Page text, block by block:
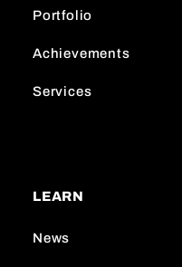
Portfolio
Achievements
Services
LEARN
News